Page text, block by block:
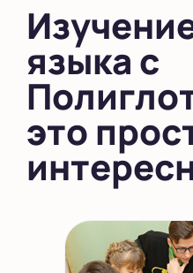
Выбрать
языка с
это